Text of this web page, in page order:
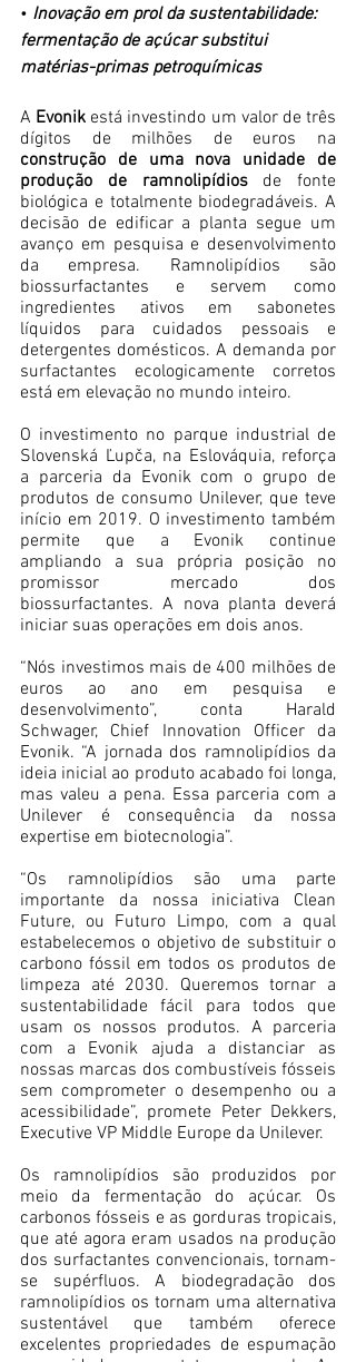
• Inovação em prol da sustentabilidade:
fermentação de açúcar substitui
matérias-primas petroquímicas
A Evonik está investindo um valor de três
construção de uma nova unidade de
produção de ramnolipídios de fonte
biológica e totalmente biodegradáveis. A
decisão de edificar a planta segue um
avanço em pesquisa e desenvolvimento
da empresa. Ramnolipídios são
biossurfactantes e servem como
ingredientes ativos em sabonetes
líquidos para cuidados pessoais e
detergentes domésticos. A demanda por
surfactantes ecologicamente corretos
está em elevação no mundo inteiro.
O investimento no parque industrial de
Slovenská Ľupča, na Eslováquia, reforça
a parceria da Evonik com o grupo de
produtos de consumo Unilever, que teve
início em 2019. O investimento também
permite que a Evonik continue
ampliando a sua própria posição no
promissor mercado dos
biossurfactantes. A nova planta deverá
iniciar suas operações em dois anos.
“Nós investimos mais de 400 milhões de
euros ao ano em pesquisa e
desenvolvimento”, conta Harald
Schwager, Chief Innovation Officer da
Evonik. “A jornada dos ramnolipídios da
ideia inicial ao produto acabado foi longa,
mas valeu a pena. Essa parceria com a
Unilever é consequência da nossa
expertise em biotecnologia”.
“Os ramnolipídios são uma parte
importante da nossa iniciativa Clean
Future, ou Futuro Limpo, com a qual
estabelecemos o objetivo de substituir o
carbono fóssil em todos os produtos de
limpeza até 2030. Queremos tornar a
sustentabilidade fácil para todos que
usam os nossos produtos. A parceria
com a Evonik ajuda a distanciar as
nossas marcas dos combustíveis fósseis
sem comprometer o desempenho ou a
acessibilidade”, promete Peter Dekkers,
Executive VP Middle Europe da Unilever.
Os ramnolipídios são produzidos por
meio da fermentação do açúcar. Os
carbonos fósseis e as gorduras tropicais,
que até agora eram usados na produção
dos surfactantes convencionais, tornam-
se supérfluos. A biodegradação dos
ramnolipídios os tornam uma alternativa
sustentável que também oferece
excelentes propriedades de espumação